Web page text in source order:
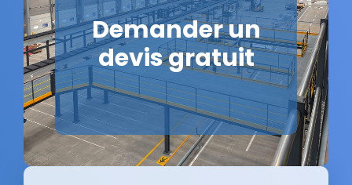
Demander un
devis gratuit